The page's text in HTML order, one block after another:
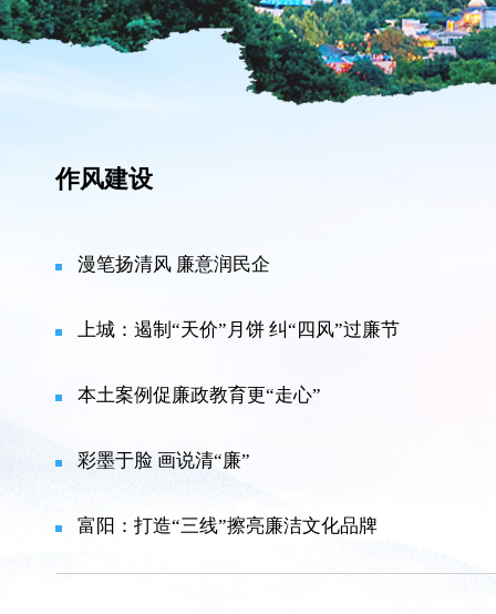
作风建设
漫笔扬清风 廉意润民企
上城：遏制“天价”月饼 纠“四风”过廉节
本土案例促廉政教育更“走心”
彩墨于脸 画说清“廉”
富阳：打造“三线”擦亮廉洁文化品牌